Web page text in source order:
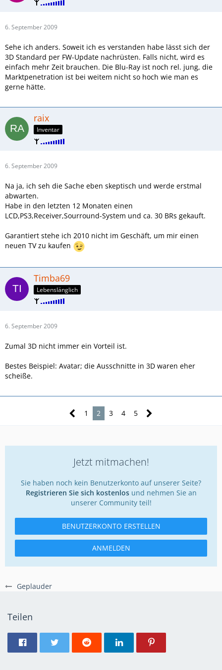
Geplauder
6. September 2009
Sehe ich anders. Soweit ich es verstanden habe lässt sich der
3D Standard per FW-Update nachrüsten. Falls nicht, wird es
einfach mehr Zeit brauchen. Die Blu-Ray ist noch rel. jung, die
Marktpenetration ist bei weitem nicht so hoch wie man es
gerne hätte.
raix
Inventar
6. September 2009
Na ja, ich seh die Sache eben skeptisch und werde erstmal
abwarten.
Habe in den letzten 12 Monaten einen
LCD,PS3,Receiver,Sourround-System und ca. 30 BRs gekauft.
Garantiert stehe ich 2010 nicht im Geschäft, um mir einen
neuen TV zu kaufen
Timba69
Lebenslänglich
6. September 2009
Zumal 3D nicht immer ein Vorteil ist.
Bestes Beispiel: Avatar; die Ausschnitte in 3D waren eher
scheiße.
1 2 3 4 5
Jetzt mitmachen!
Sie haben noch kein Benutzerkonto auf unserer Seite?
Registrieren Sie sich kostenlosund nehmen Sie an
unserer Community teil!
BENUTZERKONTO ERSTELLEN
ANMELDEN
Teilen